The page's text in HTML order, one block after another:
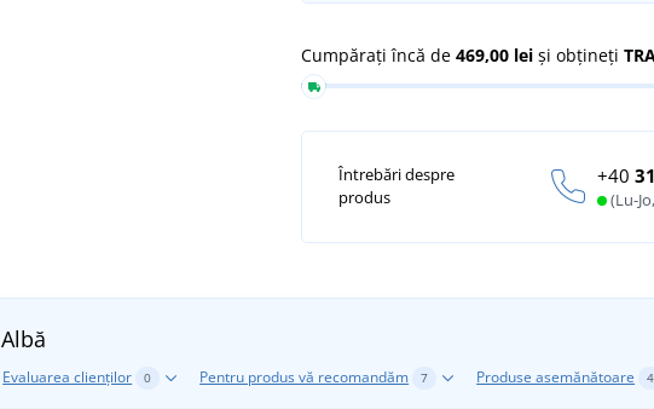
Cumpărați încă de 469,00 lei și obțineți
Întrebări despre
produs
+40
(Lu-
Albă
Evaluarea clienților 0 Pentru produs vă recomandăm 7 Produse asemănătoare 4